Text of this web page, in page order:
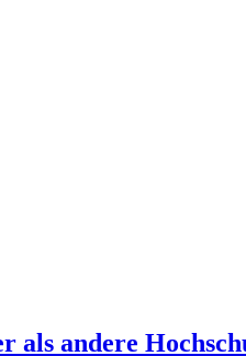
als andere